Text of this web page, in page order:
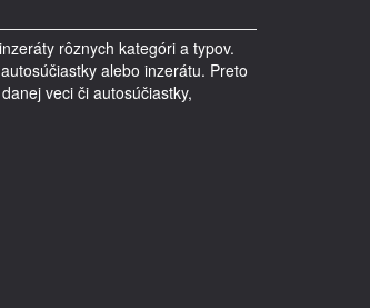
rôznych kategóri a typov.
alebo inzerátu. Preto
veci či autosúčiastky,